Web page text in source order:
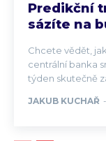
Predikční
sázíte na
Chcete vědět,
centrální banka
týden skutečně
JAKUB KUCHAŘ -